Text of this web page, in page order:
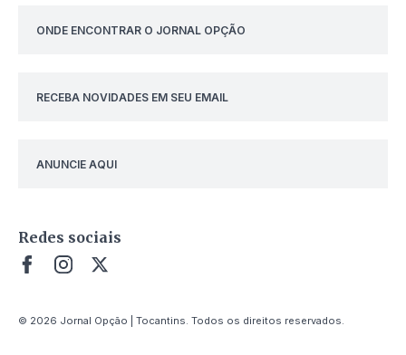
ONDE ENCONTRAR O JORNAL OPÇÃO
RECEBA NOVIDADES EM SEU EMAIL
ANUNCIE AQUI
Redes sociais
© 2026 Jornal Opção | Tocantins. Todos os direitos reservados.